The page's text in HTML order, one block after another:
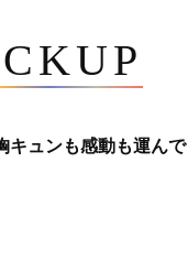
キュンも感動も運ん